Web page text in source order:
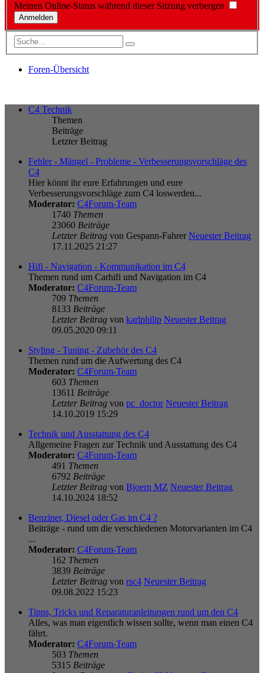
Meinen Online-Status während dieser Sitzung verbergen
Foren-Übersicht
C4 Technik
Themen
Beiträge
Letzter Beitrag
Fehler - Mängel - Probleme - Verbesserungsvorschläge des
C4
Hier könnt ihr eure Erfahrungen und eure
Verbesserungsvorschläge zum C4 loswerden...
Moderator: C4Forum-Team
1740 Themen
23060 Beiträge
Letzter Beitrag von Gespann-Fahrer Neuester Beitrag
17.11.2025 21:27
Hifi - Navigation - Kommunikation im C4
Themen rund um Carhifi und Navigation im C4
Moderator: C4Forum-Team
709 Themen
8133 Beiträge
Letzter Beitrag von karlphilip Neuester Beitrag
09.05.2020 09:11
Styling - Tuning - Zubehör des C4
Themen rund um die Aufwertung des C4
Moderator: C4Forum-Team
603 Themen
13611 Beiträge
Letzter Beitrag von pc_doctor Neuester Beitrag
14.10.2019 15:29
Technik und Ausstattung des C4
Allgemeine Fragen zur Technik und Ausstattung des C4
Moderator: C4Forum-Team
491 Themen
6792 Beiträge
Letzter Beitrag von Bjoern MZ Neuester Beitrag
14.10.2024 18:52
Benziner, Diesel oder Gas im C4 ?
Beiträge - rund um die verschiedenen Motorvarianten im C4
...
Moderator: C4Forum-Team
162 Themen
3839 Beiträge
Letzter Beitrag von rsc4 Neuester Beitrag
09.08.2022 15:23
Tipps, Tricks und Reparaturanleitungen rund um den C4
Alles, was man eigentlich wissen sollte, wenn man einen C4
fährt.
Moderator: C4Forum-Team
503 Themen
5315 Beiträge